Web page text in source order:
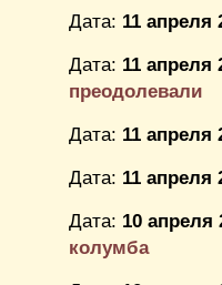
Дата: 11 апреля
Дата: 11 апреля
преодолевали
Дата: 11 апреля
Дата: 11 апреля
Дата: 10 апреля
колумба